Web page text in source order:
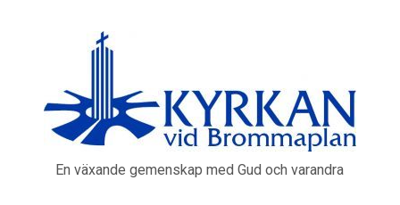
En växande gemenskap med Gud och varandra